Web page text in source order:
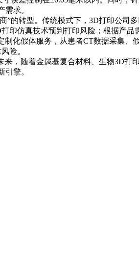
求。
”的转型。传统模式下，3D打印公
印仿真技术预判打印风险；根据产
化假体服务，从患者CT数据采集
险。
，随着金属基复合材料、生物3D
引擎。